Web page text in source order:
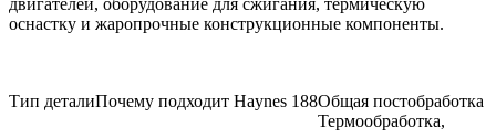
двигателей, оборудование для сжигания, термическую
оснастку и жаропрочные конструкционные компоненты.
Тип деталиПочему подходит Haynes 188Общая постобработка
Термообработка,